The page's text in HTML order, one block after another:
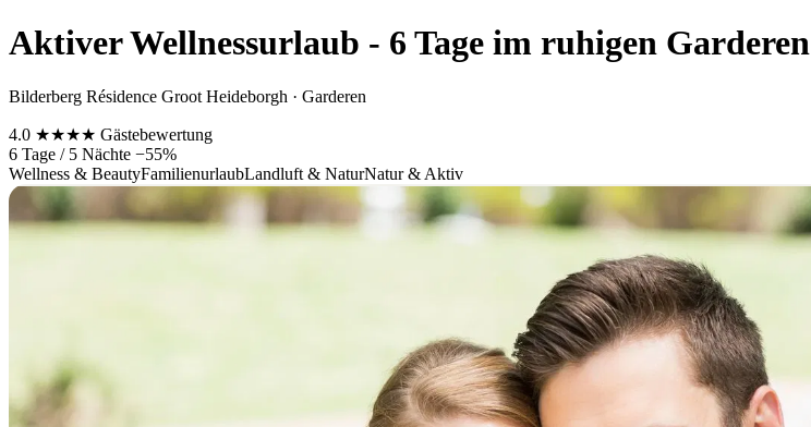
Aktiver Wellnessurlaub - 6 Tage im ruhigen Garderen
Bilderberg Résidence Groot Heideborgh · Garderen
4.0 ★★★★ Gästebewertung
6 Tage / 5 Nächte −55%
Wellness & BeautyFamilienurlaubLandluft & NaturNatur & Aktiv